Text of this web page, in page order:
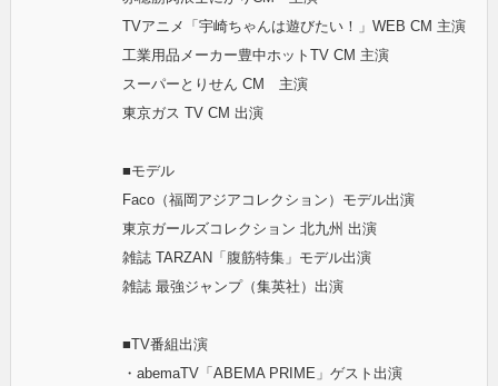
TVアニメ「宇崎ちゃんは遊びたい！」WEB CM 主演
工業用品メーカー豊中ホットTV CM 主演
スーパーとりせん CM 主演
東京ガス TV CM 出演
■モデル
Faco（福岡アジアコレクション）モデル出演
東京ガールズコレクション 北九州 出演
雑誌 TARZAN「腹筋特集」モデル出演
雑誌 最強ジャンプ（集英社）出演
■TV番組出演
・abemaTV「ABEMA PRIME」ゲスト出演